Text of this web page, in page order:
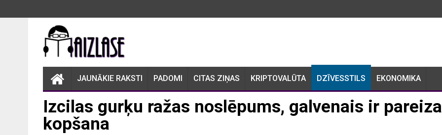
JAUNĀKIE RAKSTI PADOMI CITAS ZIŅAS KRIPTOVALŪTA DZĪVESSTILS EKONOMIKA
Izcilas gurķu ražas noslēpums, galvenais ir pareiza
kopšana